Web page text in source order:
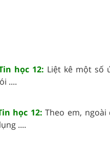
học 12: Liệt kê một số
....
học 12:Theo em,
....